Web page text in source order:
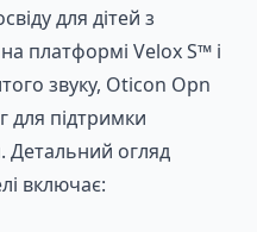
для дітей з
платформі Velox S™ і
звуку, Oticon Opn
для підтримки
Детальний огляд
включає: